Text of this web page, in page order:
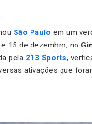
São Paulo em um
15 de dezembro, no
pela 213 Sports,
ativações que